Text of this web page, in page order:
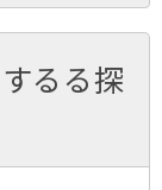
るる探